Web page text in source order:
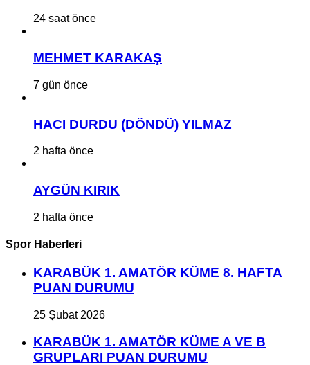
24 saat önce
MEHMET KARAKAŞ
7 gün önce
HACI DURDU (DÖNDÜ) YILMAZ
2 hafta önce
AYGÜN KIRIK
2 hafta önce
Spor Haberleri
KARABÜK 1. AMATÖR KÜME 8. HAFTA
PUAN DURUMU
25 Şubat 2026
KARABÜK 1. AMATÖR KÜME A VE B
GRUPLARI PUAN DURUMU